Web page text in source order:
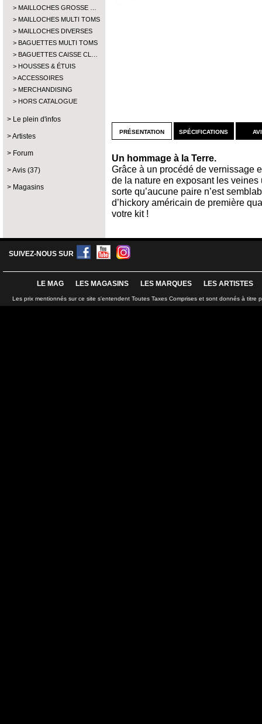
MAILLOCHES GROSSE …
MAILLOCHES MULTI TOMS
MAILLOCHES DIVERSES
BAGUETTES MULTI TOMS
BAGUETTES CAISSE CL…
HOUSSES & ÉTUIS
ACCESSOIRES
MERCHANDISING
HORS CATALOGUE
Le plein d'infos
Artistes
Forum
Avis (37)
Magasins
présentation
Un hommage à la Terre.
Grâce à un procédé de vernissage
de la nature en exposant les
sorte qu’aucune paire n’est
d’hickory américain de première
votre kit !
spécifications
SUIVEZ-NOUS SUR
LE MAG LES MAGASINS LES MARQUES LES ARTISTES
Les prix mentionnés sur ce site s'entendent Toutes Taxes Comprises et sont donnés à